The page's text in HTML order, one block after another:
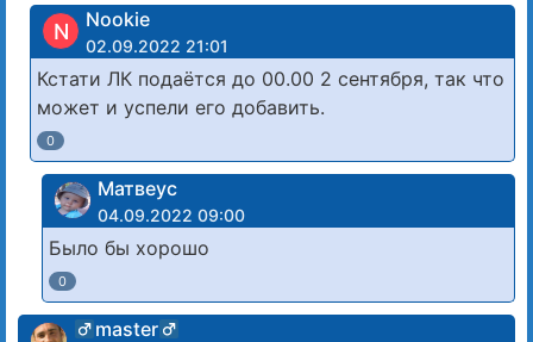
N Nookie
02.09.2022 21:01
Кстати ЛК подаётся до 00.00 2 сентября, так что
может и успели его добавить.
0
Матвеус
04.09.2022 09:00
Было бы хорошо
0
master